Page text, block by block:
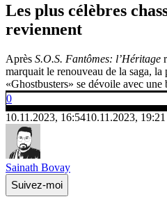
Les plus célèbres
reviennent
Après S.O.S. Fantômes: l’Héritage
marquait le renouveau de la saga, la
«Ghostbusters» se dévoile avec une
0
10.11.2023, 16:5410.11.2023, 19:21
Sainath Bovay
Suivez-moi